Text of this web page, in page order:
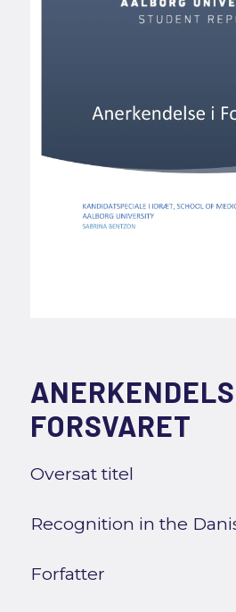
FORSVARET
Oversat titel
Recognition in the
Forfatter